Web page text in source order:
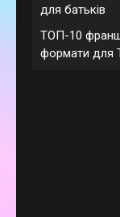
для батьків
ТОП-10
формати для